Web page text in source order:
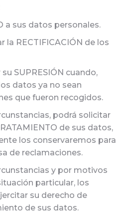
a sus datos personales.
la RECTIFICACIÓN de los
SUPRESIÓN cuando,
datos ya no sean
que fueron recogidos.
podrá solicitar
de sus datos,
los conservaremos para
de reclamaciones.
y por motivos
particular, los
su derecho de
de sus datos.